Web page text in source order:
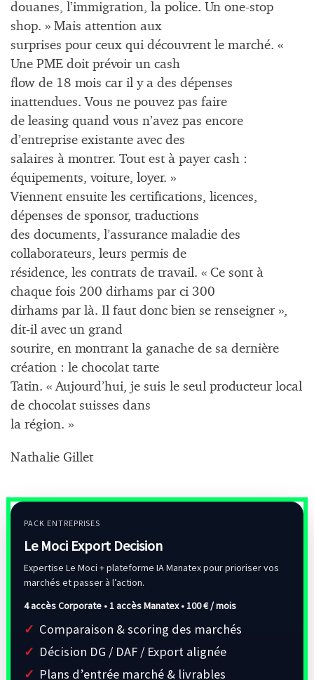
douanes, l’immigration, la police. Un one-stop
shop. » Mais attention aux
surprises pour ceux qui découvrent le marché. «
Une PME doit prévoir un cash
flow de 18 mois car il y a des dépenses
inattendues. Vous ne pouvez pas faire
de leasing quand vous n’avez pas encore
d’entreprise existante avec des
salaires à montrer. Tout est à payer cash :
équipements, voiture, loyer. »
Viennent ensuite les certifications, licences,
dépenses de sponsor, traductions
des documents, l’assurance maladie des
collaborateurs, leurs permis de
résidence, les contrats de travail. « Ce sont à
chaque fois 200 dirhams par ci 300
dirhams par là. Il faut donc bien se renseigner »,
dit-il avec un grand
sourire, en montrant la ganache de sa dernière
création : le chocolat tarte
Tatin. « Aujourd’hui, je suis le seul producteur local
de chocolat suisses dans
la région. »
Nathalie Gillet
PACK ENTREPRISES
Le Moci Export Decision
Expertise Le Moci + plateforme IA Manatex pour prioriser vos
marchés et passer à l’action.
4 accès Corporate • 1 accès Manatex •100 € / mois
Comparaison & scoring des marchés
Décision DG / DAF / Export alignée
Plans d’entrée marché & livrables